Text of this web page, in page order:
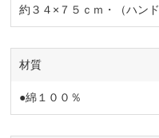
約３４×７５ｃｍ・（ハン
材質
●綿１００％